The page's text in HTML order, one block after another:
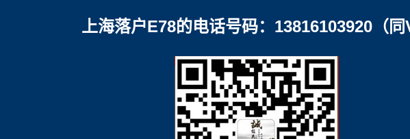
上海落户E78的电话号码：13816103920（同